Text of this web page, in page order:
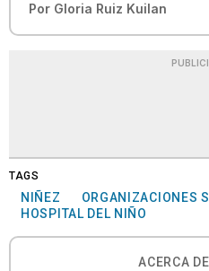
Por Gloria Ruiz Kuilan
TAGS
NIÑEZ
ORGANIZACIONES
HOSPITAL DEL NIÑO
ACERCA